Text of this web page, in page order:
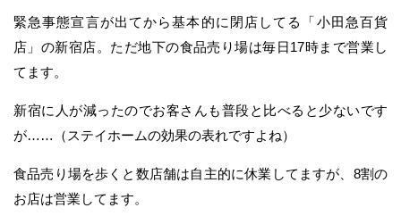
緊急事態宣言が出てから基本的に閉店してる「小田急百貨
店」の新宿店。ただ地下の食品売り場は毎日17時まで営業し
てます。
新宿に人が減ったのでお客さんも普段と比べると少ないです
が……（ステイホームの効果の表れですよね）
食品売り場を歩くと数店舗は自主的に休業してますが、8割の
お店は営業してます。